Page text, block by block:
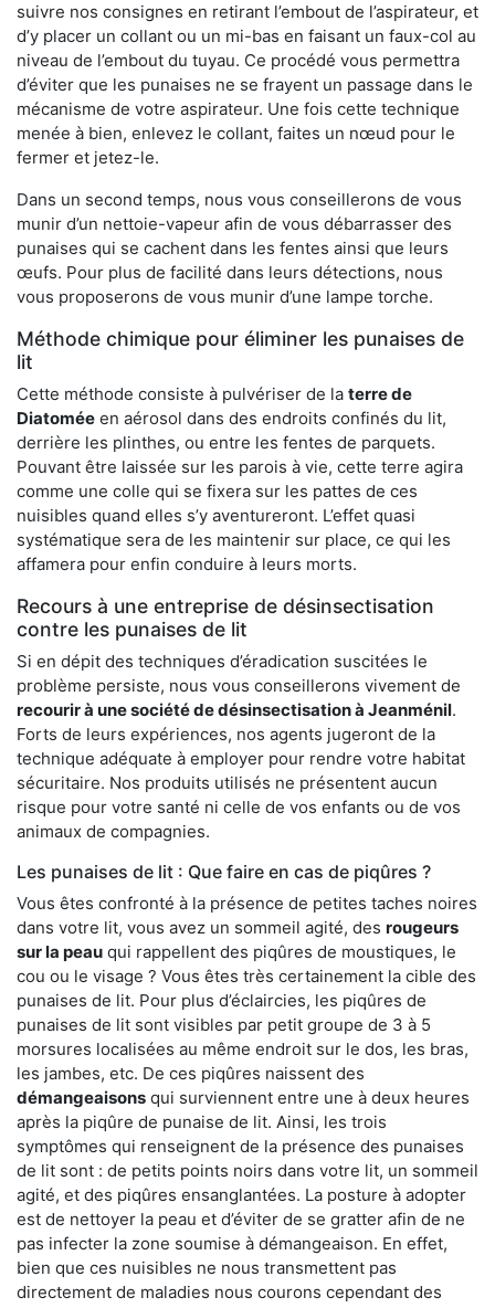
suivre nos consignes en retirant l’embout de l’aspirateur, et
d’y placer un collant ou un mi-bas en faisant un faux-col au
niveau de l’embout du tuyau. Ce procédé vous permettra
d’éviter que les punaises ne se frayent un passage dans le
mécanisme de votre aspirateur. Une fois cette technique
menée à bien, enlevez le collant, faites un nœud pour le
fermer et jetez-le.
Dans un second temps, nous vous conseillerons de vous
munir d’un nettoie-vapeur afin de vous débarrasser des
punaises qui se cachent dans les fentes ainsi que leurs
œufs. Pour plus de facilité dans leurs détections, nous
vous proposerons de vous munir d’une lampe torche.
Méthode chimique pour éliminer les punaises de
lit
Cette méthode consiste à pulvériser de la terre de
Diatomée en aérosol dans des endroits confinés du lit,
derrière les plinthes, ou entre les fentes de parquets.
Pouvant être laissée sur les parois à vie, cette terre agira
comme une colle qui se fixera sur les pattes de ces
nuisibles quand elles s’y aventureront. L’effet quasi
systématique sera de les maintenir sur place, ce qui les
affamera pour enfin conduire à leurs morts.
Recours à une entreprise de désinsectisation
contre les punaises de lit
Si en dépit des techniques d’éradication suscitées le
problème persiste, nous vous conseillerons vivement de
recourir à une société de désinsectisation à Jeanménil.
Forts de leurs expériences, nos agents jugeront de la
technique adéquate à employer pour rendre votre habitat
sécuritaire. Nos produits utilisés ne présentent aucun
risque pour votre santé ni celle de vos enfants ou de vos
animaux de compagnies.
Les punaises de lit : Que faire en cas de piqûres ?
Vous êtes confronté à la présence de petites taches noires
dans votre lit, vous avez un sommeil agité, des rougeurs
sur la peau qui rappellent des piqûres de moustiques, le
cou ou le visage ? Vous êtes très certainement la cible des
punaises de lit. Pour plus d’éclaircies, les piqûres de
punaises de lit sont visibles par petit groupe de 3 à 5
morsures localisées au même endroit sur le dos, les bras,
les jambes, etc. De ces piqûres naissent des
démangeaisons qui surviennent entre une à deux heures
après la piqûre de punaise de lit. Ainsi, les trois
symptômes qui renseignent de la présence des punaises
de lit sont : de petits points noirs dans votre lit, un sommeil
agité, et des piqûres ensanglantées. La posture à adopter
est de nettoyer la peau et d’éviter de se gratter afin de ne
pas infecter la zone soumise à démangeaison. En effet,
bien que ces nuisibles ne nous transmettent pas
directement de maladies nous courons cependant des